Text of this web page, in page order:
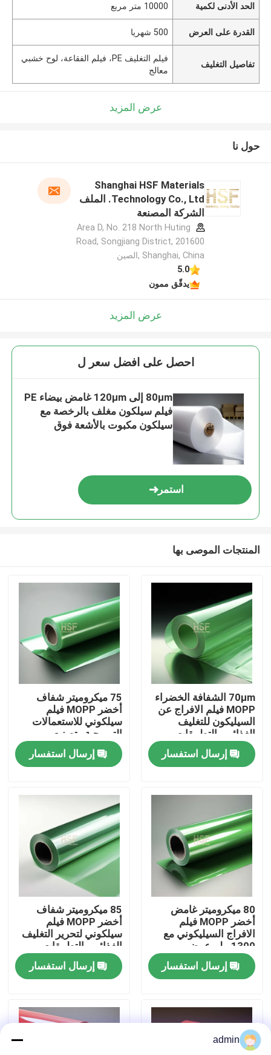
منزل
المنتجات
حول بنا
جولة في المعمل
ضبط الجودة
اتصل بنا
طلب اقتباس
فيلم البولي إيثيلين عالي الكثافة
فيلم البولي إيثيلين منخفض الكثافة
الحد الأدنى لكمية 10000 متر مربع
القدرة على العرض 500 شهريا
تفاصيل التغليف
فيلم التغليف PE، فيلم الفقاعة، لوح خشبي
معالج
عرض المزيد
حول نا
Shanghai HSF Materials
Technology Co., Ltd. الملف
الشركة المصنعة
Area D, No. 218 North Huting
Road, Songjiang District, 201600
Shanghai, China ,الصين
5.0
يدقّق ممون
عرض المزيد
احصل على افضل سعر ل
80μm إلى 120μm غامض بيضاء PE
فيلم سيلكون مغلف بالرخصة مع
سيلكون مكبوت بالأشعة فوق
استمر
المنتجات الموصى بها
70μm الشفافة الخضراء
MOPP فيلم الافراج عن
السيليكون للتغليف
الغذائي والتطبيقات
الصناعية
إرسال استفسار
75 ميكروميتر شفاف
أخضر MOPP فيلم
سيلكوني للاستعمالات
الترويجية وتصنيع
الملصقات
إرسال استفسار
80 ميكروميتر غامض
أخضر MOPP فيلم
الافراج السيليكوني مع
1300 ملم عرض
للتطبيقات الصناعية
إرسال استفسار
85 ميكروميتر شفاف
أخضر MOPP فيلم
سيلكوني لتحرير التغليف
الغذائي والتطبيقات
الصناعية
إرسال استفسار
admin